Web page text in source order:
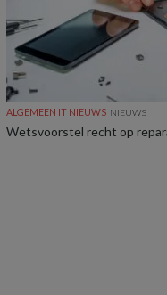
ALGEMEEN IT NIEUWS NIEUWS
Wetsvoorstel recht op